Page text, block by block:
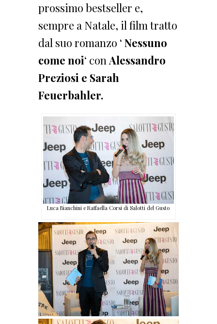
prossimo bestseller e,
sempre a Natale, il film tratto
dal suo romanzo ‘ Nessuno
come noi‘ conAlessandro
Preziosi e Sarah
Feuerbahler.
Luca Bianchini e Raffaella Corsi di Salotti del Gusto